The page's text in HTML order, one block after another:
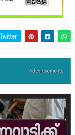
Twitter